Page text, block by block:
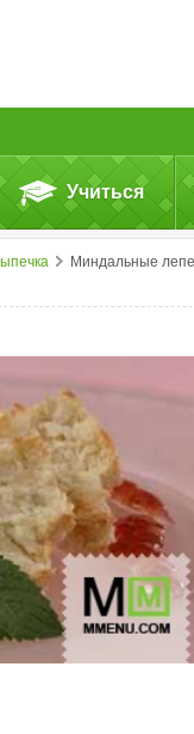
Учиться
Миндальные